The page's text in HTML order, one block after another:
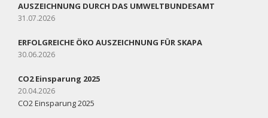
AUSZEICHNUNG DURCH DAS UMWELTBUNDESAMT
31.07.2026
ERFOLGREICHE ÖKO AUSZEICHNUNG FÜR SKAPA
30.06.2026
CO2 Einsparung 2025
20.04.2026
CO2 Einsparung 2025